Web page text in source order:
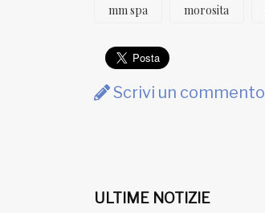
mm spa
morosita
Scrivi un commento
ULTIME NOTIZIE